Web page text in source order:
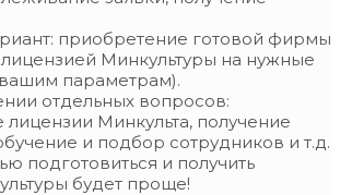
приобретение готовой фирмы
Минкультуры на нужные
параметрам).
отдельных вопросов:
Минкульта, получение
и подбор сотрудников и т.д.
подготовиться и получить
будет проще!